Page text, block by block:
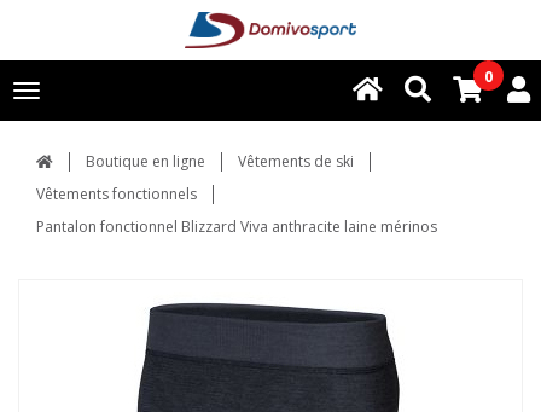
Toggle
navigation
0
Boutique en ligne
Vêtements de ski
Vêtements fonctionnels
Pantalon fonctionnel Blizzard Viva anthracite laine mérinos